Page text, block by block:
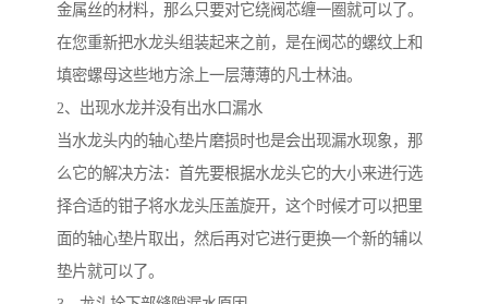
金属丝的材料，那么只要对它绕阀芯缠一圈就可以了。
在您重新把水龙头组装起来之前，是在阀芯的螺纹上和
填密螺母这些地方涂上一层薄薄的凡士林油。
2、出现水龙并没有出水口漏水
当水龙头内的轴心垫片磨损时也是会出现漏水现象，那
么它的解决方法：首先要根据水龙头它的大小来进行选
择合适的钳子将水龙头压盖旋开，这个时候才可以把里
面的轴心垫片取出，然后再对它进行更换一个新的辅以
垫片就可以了。